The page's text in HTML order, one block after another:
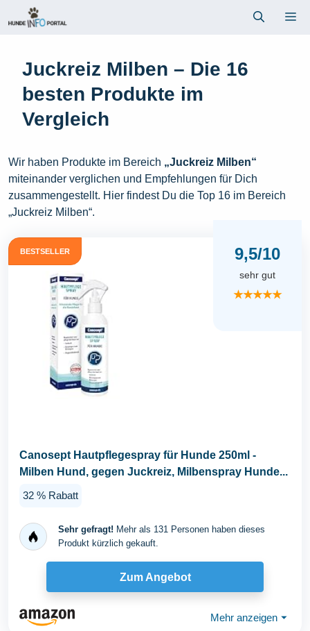
Inhalt
Juckreiz Milben – Die 16
besten Produkte im
Vergleich
Wir haben Produkte im Bereich „Juckreiz Milben“
miteinander verglichen und Empfehlungen für Dich
zusammengestellt. Hier findest Du die Top 16 im Bereich
„Juckreiz Milben“.
BESTSELLER 9,5/10
sehr gut
★★★★★
Canosept Hautpflegespray für Hunde 250ml -
Milben Hund, gegen Juckreiz, Milbenspray Hunde...
32 % Rabatt
Sehr gefragt! Mehr als 131 Personen haben dieses
Produkt kürzlich gekauft.
Zum Angebot
Mehr anzeigen ⏷